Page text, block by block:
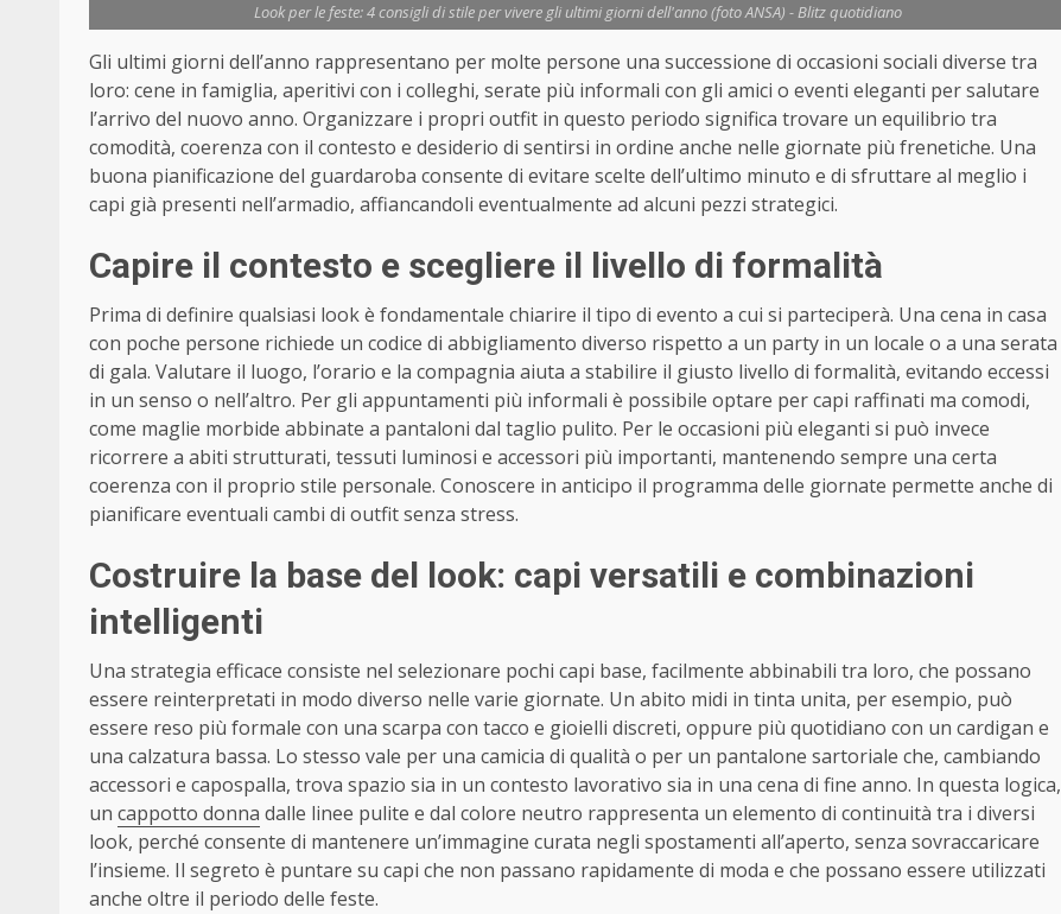
Look per le feste: 4 consigli di stile per vivere gli ultimi giorni dell'anno (foto ANSA) - Blitz quotidiano
Gli ultimi giorni dell’anno rappresentano per molte persone una successione di occasioni sociali diverse tra
loro: cene in famiglia, aperitivi con i colleghi, serate più informali con gli amici o eventi eleganti per salutare
l’arrivo del nuovo anno. Organizzare i propri outfit in questo periodo significa trovare un equilibrio tra
comodità, coerenza con il contesto e desiderio di sentirsi in ordine anche nelle giornate più frenetiche. Una
buona pianificazione del guardaroba consente di evitare scelte dell’ultimo minuto e di sfruttare al meglio i
capi già presenti nell’armadio, affiancandoli eventualmente ad alcuni pezzi strategici.
Capire il contesto e scegliere il livello di formalità
Prima di definire qualsiasi look è fondamentale chiarire il tipo di evento a cui si parteciperà. Una cena in casa
con poche persone richiede un codice di abbigliamento diverso rispetto a un party in un locale o a una serata
di gala. Valutare il luogo, l’orario e la compagnia aiuta a stabilire il giusto livello di formalità, evitando eccessi
in un senso o nell’altro. Per gli appuntamenti più informali è possibile optare per capi raffinati ma comodi,
come maglie morbide abbinate a pantaloni dal taglio pulito. Per le occasioni più eleganti si può invece
ricorrere a abiti strutturati, tessuti luminosi e accessori più importanti, mantenendo sempre una certa
coerenza con il proprio stile personale. Conoscere in anticipo il programma delle giornate permette anche di
pianificare eventuali cambi di outfit senza stress.
Costruire la base del look: capi versatili e combinazioni
intelligenti
Una strategia efficace consiste nel selezionare pochi capi base, facilmente abbinabili tra loro, che possano
essere reinterpretati in modo diverso nelle varie giornate. Un abito midi in tinta unita, per esempio, può
essere reso più formale con una scarpa con tacco e gioielli discreti, oppure più quotidiano con un cardigan e
una calzatura bassa. Lo stesso vale per una camicia di qualità o per un pantalone sartoriale che, cambiando
accessori e capospalla, trova spazio sia in un contesto lavorativo sia in una cena di fine anno. In questa logica,
un cappotto donna dalle linee pulite e dal colore neutro rappresenta un elemento di continuità tra i diversi
look, perché consente di mantenere un’immagine curata negli spostamenti all’aperto, senza sovraccaricare
l’insieme. Il segreto è puntare su capi che non passano rapidamente di moda e che possano essere utilizzati
anche oltre il periodo delle feste.